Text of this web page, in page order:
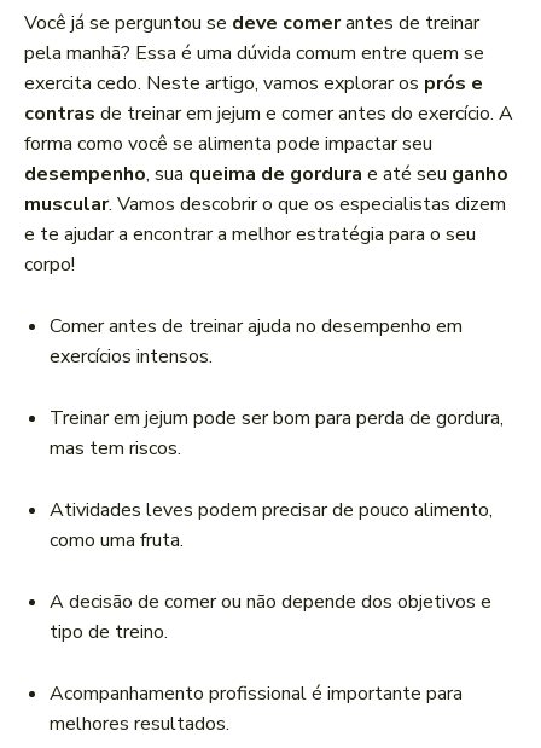
d
o
r
d
e
á
u
d
i
Você já se perguntou se deve comerantes de treinar
pela manhã? Essa é uma dúvida comum entre quem se
exercita cedo. Neste artigo, vamos explorar os prós e
contras de treinar em jejum e comer antes do exercício. A
forma como você se alimenta pode impactar seu
desempenho, sua queima de gordura e até seu ganho
muscular. Vamos descobrir o que os especialistas dizem
e te ajudar a encontrar a melhor estratégia para o seu
corpo!
Comer antes de treinar ajuda no desempenho em
exercícios intensos.
Treinar em jejum pode ser bom para perda de gordura,
mas tem riscos.
Atividades leves podem precisar de pouco alimento,
como uma fruta.
A decisão de comer ou não depende dos objetivos e
tipo de treino.
Acompanhamento profissional é importante para
melhores resultados.